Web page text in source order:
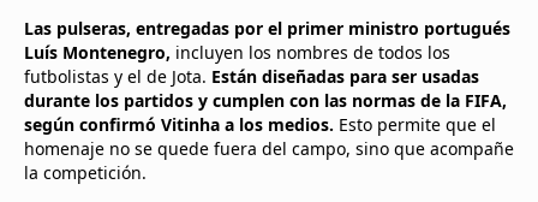
Las pulseras, entregadas por el primer ministro portugués
Luís Montenegro, incluyen los nombres de todos los
futbolistas y el de Jota. Están diseñadas para ser usadas
durante los partidos y cumplen con las normas de la FIFA,
según confirmó Vitinha a los medios. Esto permite que el
homenaje no se quede fuera del campo, sino que acompañe
la competición.